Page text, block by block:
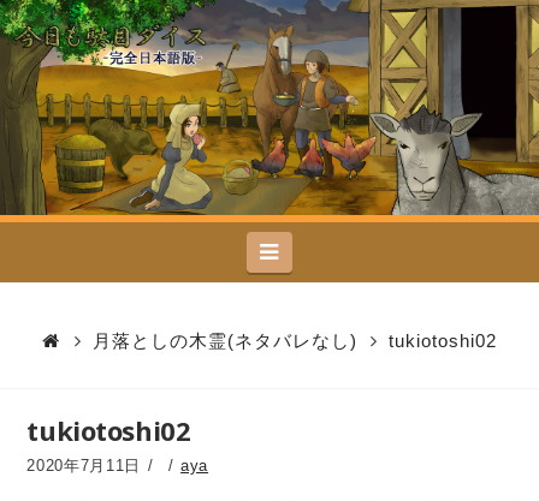
今
日
も
駄
目
ダ
イ
ス
Navigation
月落としの木霊(ネタバレなし) tukiotoshi02
tukiotoshi02
2020年7月11日 aya